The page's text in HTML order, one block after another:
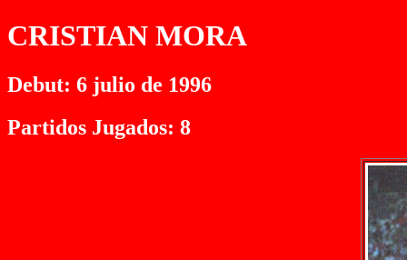
CRISTIAN MORA
Debut: 6 julio de 1996
Partidos Jugados: 8